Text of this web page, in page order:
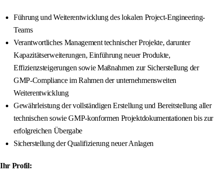
Führung und Weiterentwicklung des lokalen Project-Engineering-
Teams
Verantwortliches Management technischer Projekte, darunter
Kapazitätserweiterungen, Einführung neuer Produkte,
Effizienzsteigerungen sowie Maßnahmen zur Sicherstellung der
GMP-Compliance im Rahmen der unternehmensweiten
Weiterentwicklung
Gewährleistung der vollständigen Erstellung und Bereitstellung aller
technischen sowie GMP-konformen Projektdokumentationen bis zur
erfolgreichen Übergabe
Sicherstellung der Qualifizierung neuer Anlagen
Ihr Profil: